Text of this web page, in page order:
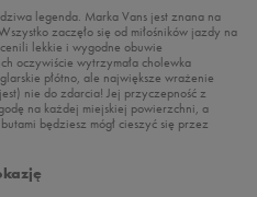
legenda. Marka Vans jest znana na
zaczęło się od miłośników jazdy na
lekkie i wygodne obuwie
oczywiście wytrzymała cholewka
płótno, ale największe wrażenie
nie do zdarcia! Jej przyczepność z
na każdej miejskiej powierzchni, a
będziesz mógł cieszyć się przez